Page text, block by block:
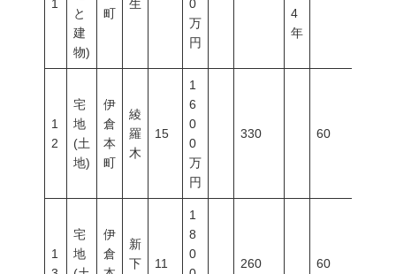
1
と
建
物)
町
生
0
万
円
4
年
1
2
宅
地
(土
地)
伊
倉
本
町
綾
羅
木
15
1
6
0
0
万
円
330 60
1
宅
地
伊
倉
新
下
11
1
8
0
260 60